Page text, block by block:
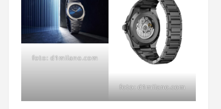
foto: d1milano.com
foto: d1milano.com